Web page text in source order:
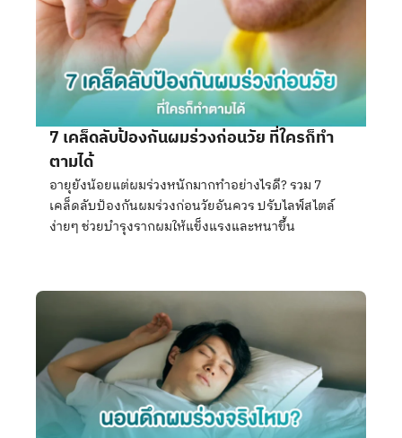
7 เคล็ดลับป้องกันผมร่วงก่อนวัย ที่ใครก็ทำ
ตามได้
อายุยังน้อยแต่ผมร่วงหนักมากทำอย่างไรดี? รวม 7
เคล็ดลับป้องกันผมร่วงก่อนวัยอันควร ปรับไลฟ์สไตล์
ง่ายๆ ช่วยบำรุงรากผมให้แข็งแรงและหนาขึ้น